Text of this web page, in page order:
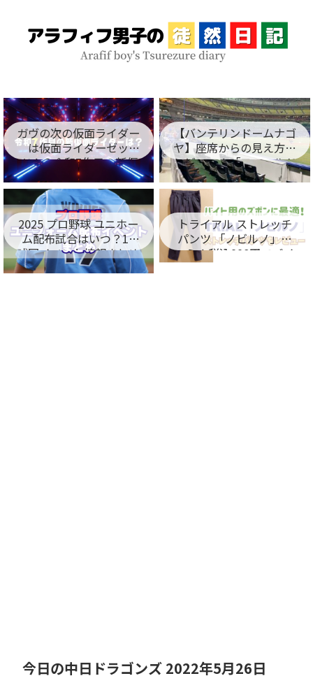
ガヴの次の仮面ライダー
は仮面ライダーゼッ
ツ！？令和7作目の新仮
面ライダー名が判明！
【バンテリンドームナゴ
ヤ】座席からの見え方を
レビュー！「フィールド
シート編」
2025 プロ野球 ユニホー
ム配布試合はいつ？12
球団イベント情報まとめ
トライアル ストレッチ
パンツ 「ノビルノ」口
コミ！税込998円でバイ
ト用のズボンに最適！
今日の中日ドラゴンズ 2022年5月26日